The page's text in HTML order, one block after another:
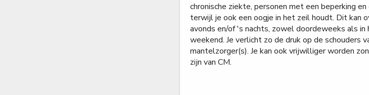
chronische ziekte, personen met een beperking en
terwijl je ook een oogje in het zeil houdt. Dit kan
avonds en/of 's nachts, zowel doordeweeks als in
weekend. Je verlicht zo de druk op de schouders
mantelzorger(s). Je kan ook vrijwilliger worden
zijn van CM.